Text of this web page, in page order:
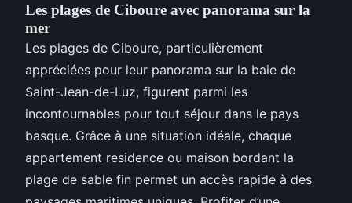
Les plages de Ciboure avec panorama sur la
mer
Les plages de Ciboure, particulièrement
appréciées pour leur panorama sur la baie de
Saint-Jean-de-Luz, figurent parmi les
incontournables pour tout séjour dans le pays
basque. Grâce à une situation idéale, chaque
appartement residence ou maison bordant la
plage de sable fin permet un accès rapide à des